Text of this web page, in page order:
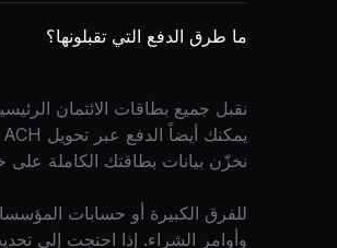
ما طرق الدفع التي تقبلونها؟
نخزّن بيانات بطاقتك الكاملة على
وأوامر الشراء. إذا احتجت إلى